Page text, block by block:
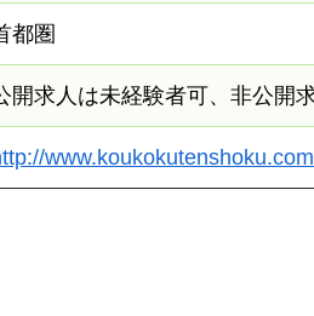
都圏
開求人は未経験者可、非公開